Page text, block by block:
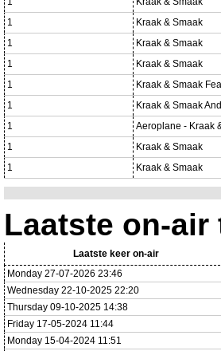
1
Kraak & Smaak
1
Kraak & Smaak
1
Kraak & Smaak
1
Kraak & Smaak
1
Kraak & Smaak
1
Aeroplane - Kraak
1
Kraak & Smaak
1
Kraak & Smaak
Laatste on-air
Laatste keer on-air
Monday 27-07-2026 23:46
Wednesday 22-10-2025 22:20
Thursday 09-10-2025 14:38
Friday 17-05-2024 11:44
Monday 15-04-2024 11:51